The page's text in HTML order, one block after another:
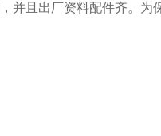
并且出厂资料配件齐。